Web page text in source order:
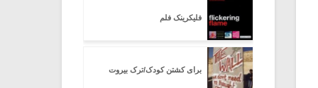
فلیکرینک فلم
برای کشتن کودک/ترک بیروت